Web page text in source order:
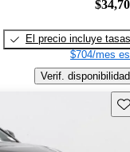
El precio incluye tasas
$704/mes
Verif. disponibilidad